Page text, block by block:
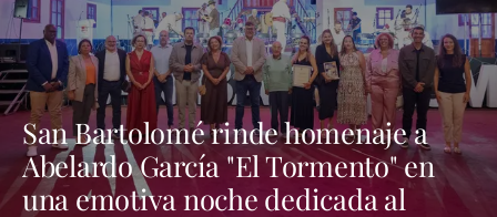
San Bartolomé rinde homenaje a
Abelardo García "El Tormento" en
una emotiva noche dedicada al